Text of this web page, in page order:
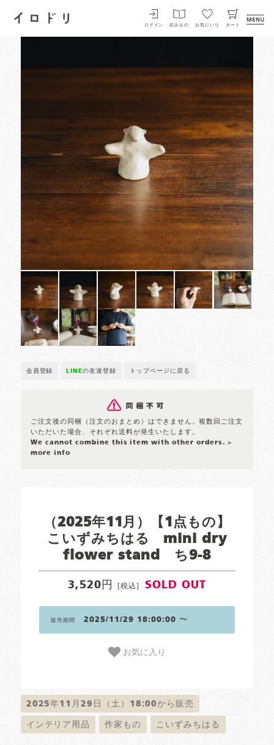
イロドリ
ログイン 読みもの お気にいり カート
会員登録 LINEの友達登録 トップページに戻る
ご注文後の同梱（注文のおまとめ）はできません。複数回ご注文
いただいた場合、それぞれ送料が発生いたします。
We cannot combine this item with other orders. >
more info
（2025年11月）【1点もの】
こいずみちはる mini dry
flower stand ち9-8
3,520円 [税込] SOLD OUT
販売期間 2025/11/29 18:00:00 〜
お気に入り
2025年11月29日（土）18:00から販売
インテリア用品 作家もの こいずみちはる